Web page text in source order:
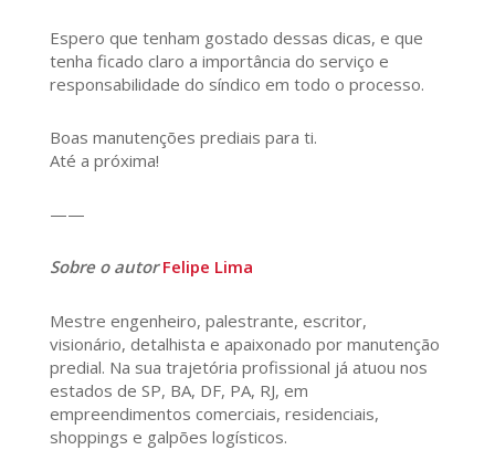
Espero que tenham gostado dessas dicas, e que
tenha ficado claro a importância do serviço e
responsabilidade do síndico em todo o processo.
Boas manutenções prediais para ti.
Até a próxima!
——
Sobre o autorFelipe Lima
Mestre engenheiro, palestrante, escritor,
visionário, detalhista e apaixonado por manutenção
predial. Na sua trajetória profissional já atuou nos
estados de SP, BA, DF, PA, RJ, em
empreendimentos comerciais, residenciais,
shoppings e galpões logísticos.